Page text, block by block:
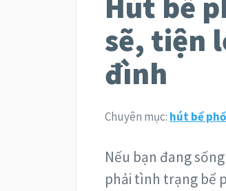
sẽ, tiện
đình
Chuyên mục: hút bể
Nếu bạn đang
phải tình trạng bể